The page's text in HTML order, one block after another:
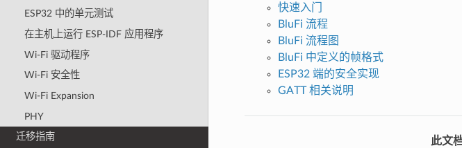
ESP32 中的单元测试
在主机上运行 ESP-IDF 应用程序
Wi-Fi 驱动程序
Wi-Fi 安全性
Wi-Fi Expansion
PHY
迁移指南
快速入门
BluFi 流程
BluFi 流程图
BluFi 中定义的帧格式
ESP32 端的安全实现
GATT 相关说明
此文